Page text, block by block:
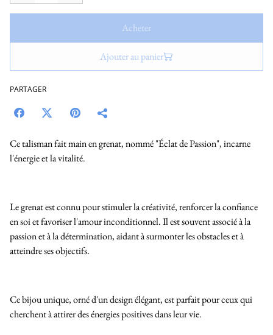
Acheter
Ajouter au panier
PARTAGER
Ce talisman fait main en grenat, nommé "Éclat de Passion", incarne
l'énergie et la vitalité.
Le grenat est connu pour stimuler la créativité, renforcer la confiance
en soi et favoriser l'amour inconditionnel. Il est souvent associé à la
passion et à la détermination, aidant à surmonter les obstacles et à
atteindre ses objectifs.
Ce bijou unique, orné d'un design élégant, est parfait pour ceux qui
cherchent à attirer des énergies positives dans leur vie.